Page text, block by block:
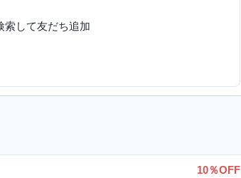
索して友だち追加
10％OFF